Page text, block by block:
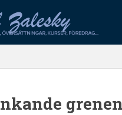
grenen